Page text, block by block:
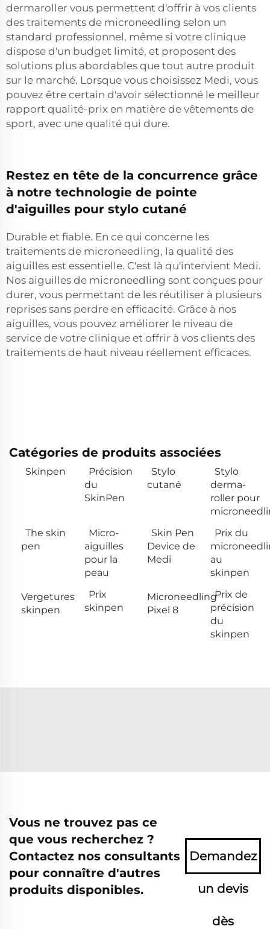
dermaroller vous permettent d'offrir à vos clients
des traitements de microneedling selon un
standard professionnel, même si votre clinique
dispose d'un budget limité, et proposent des
solutions plus abordables que tout autre produit
sur le marché. Lorsque vous choisissez Medi, vous
pouvez être certain d'avoir sélectionné le meilleur
rapport qualité-prix en matière de vêtements de
sport, avec une qualité qui dure.
Restez en tête de la concurrence grâce
à notre technologie de pointe
d'aiguilles pour stylo cutané
Durable et fiable. En ce qui concerne les
traitements de microneedling, la qualité des
aiguilles est essentielle. C'est là qu'intervient Medi.
Nos aiguilles de microneedling sont conçues pour
durer, vous permettant de les réutiliser à plusieurs
reprises sans perdre en efficacité. Grâce à nos
aiguilles, vous pouvez améliorer le niveau de
service de votre clinique et offrir à vos clients des
traitements de haut niveau réellement efficaces.
Catégories de produits associées
Skinpen
Précision
du
SkinPen
Stylo
cutané
Stylo
derma-
roller pour
The skin
pen
Micro-
aiguilles
pour la
peau
Skin Pen
Device de
Medi
Prix du
au
skinpen
Vergetures
skinpen
Prix
skinpen
Microneedling
Pixel 8
Prix de
précision
du
skinpen
Vous ne trouvez pas ce
que vous recherchez ?
Contactez nos consultants
pour connaître d'autres
produits disponibles.
Demandez
un devis
dès